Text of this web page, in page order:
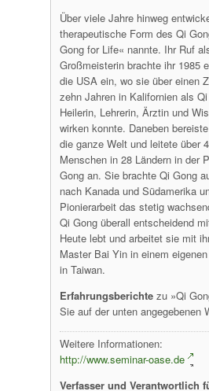
Über viele Jahre hinweg
therapeutische Form des Qi
Gong for Life« nannte. Ihr Ruf
Großmeisterin brachte ihr 1985
die USA ein, wo sie über einen
zehn Jahren in Kalifornien als
Heilerin, Lehrerin, Ärztin und
wirken konnte. Daneben
die ganze Welt und leitete über
Menschen in 28 Ländern in der
Gong an. Sie brachte Qi Gong
nach Kanada und Südamerika
Pionierarbeit das stetig
Qi Gong überall entscheidend
Heute lebt und arbeitet sie mit
Master Bai Yin in einem
in Taiwan.
Erfahrungsberichte zu »Qi
Sie auf der unten angegebenen
Weitere Informationen:
http://www.seminar-oase.de
Verfasser und Verantwortlich